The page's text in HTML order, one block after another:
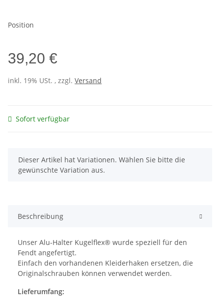
Position
39,20 €
inkl. 19% USt. , zzgl. Versand
Sofort verfügbar
x
Dieser Artikel hat Variationen. Wählen Sie bitte die
gewünschte Variation aus.
Beschreibung
Unser Alu-Halter Kugelflex® wurde speziell für den
Fendt angefertigt.
Einfach den vorhandenen Kleiderhaken ersetzen, die
Originalschrauben können verwendet werden.
Lieferumfang: